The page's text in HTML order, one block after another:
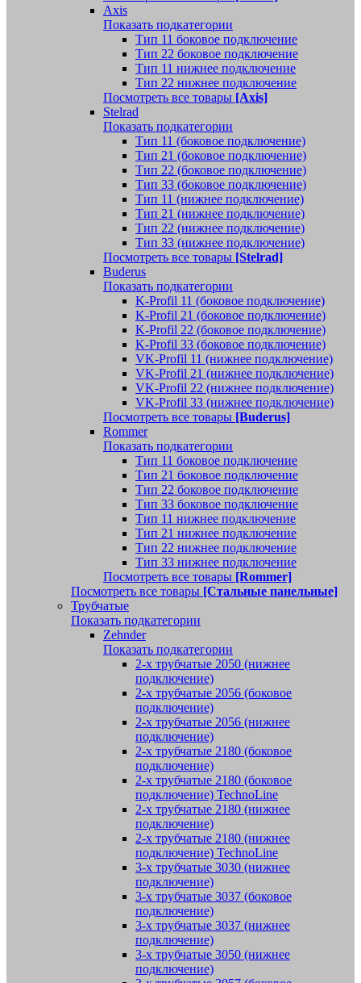
Axis
Показать подкатегории
Тип 11 боковое подключение
Тип 22 боковое подключение
Тип 11 нижнее подключение
Тип 22 нижнее подключение
Посмотреть все товары [Axis]
Stelrad
Показать подкатегории
Tип 11 (боковое подключение)
Тип 21 (боковое подключение)
Тип 22 (боковое подключение)
Тип 33 (боковое подключение)
Тип 11 (нижнее подключение)
Тип 21 (нижнее подключение)
Тип 22 (нижнее подключение)
Тип 33 (нижнее подключение)
Посмотреть все товары [Stelrad]
Buderus
Показать подкатегории
K-Profil 11 (боковое подключение)
K-Profil 21 (боковое подключение)
K-Profil 22 (боковое подключение)
K-Profil 33 (боковое подключение)
VK-Profil 11 (нижнее подключение)
VK-Profil 21 (нижнее подключение)
VK-Profil 22 (нижнее подключение)
VK-Profil 33 (нижнее подключение)
Посмотреть все товары [Buderus]
Rommer
Показать подкатегории
Тип 11 боковое подключение
Тип 21 боковое подключение
Тип 22 боковое подключение
Тип 33 боковое подключение
Тип 11 нижнее подключение
Тип 21 нижнее подключение
Тип 22 нижнее подключение
Тип 33 нижнее подключение
Посмотреть все товары [Rommer]
Посмотреть все товары [Стальные панельные]
Трубчатые
Показать подкатегории
Zehnder
Показать подкатегории
2-х трубчатые 2050 (нижнее
подключение)
2-х трубчатые 2056 (боковое
подключение)
2-х трубчатые 2056 (нижнее
подключение)
2-х трубчатые 2180 (боковое
подключение)
2-х трубчатые 2180 (боковое
подключение) TechnoLine
2-х трубчатые 2180 (нижнее
подключение)
2-х трубчатые 2180 (нижнее
подключение) TechnoLine
3-х трубчатые 3030 (нижнее
подключение)
3-х трубчатые 3037 (боковое
подключение)
3-х трубчатые 3037 (нижнее
подключение)
3-х трубчатые 3050 (нижнее
подключение)